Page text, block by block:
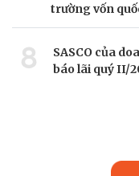
trường vốn
8
SASCO của
báo lãi quý II/